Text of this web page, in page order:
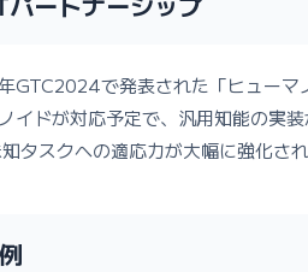
で発表された「ヒューマ
イドが対応予定で、汎用知能の実
タスクへの適応力が大幅に強化され